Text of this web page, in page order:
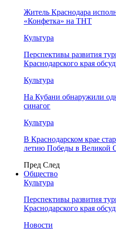
Житель Краснодара
«Конфетка» на ТНТ
Культура
Перспективы развития
Краснодарского края
Культура
На Кубани обнаружили
синагог
Культура
В Краснодарском крае
летию Победы в Великой
Пред След
Общество
Культура
Перспективы развития
Краснодарского края
Новости